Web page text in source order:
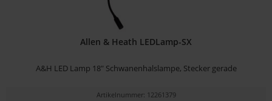
Allen & Heath LEDLamp-SX
A&H LED Lamp 18" Schwanenhalslampe, Stecker gerade
Artikelnummer: 12261379